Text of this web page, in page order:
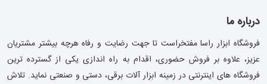
درباره ما
فروشگاه ابزار راسا مفتخراست تا جهت رضایت و رفاه هرچه بیشتر مشتریان
عزیز، علاوه بر فروش حضوری، اقدام به راه اندازی یکی از گسترده ترین
فروشگاه های اینترنتی در زمینه ابزار آلات برقی، دستی و صنعتی نماید. تلاش